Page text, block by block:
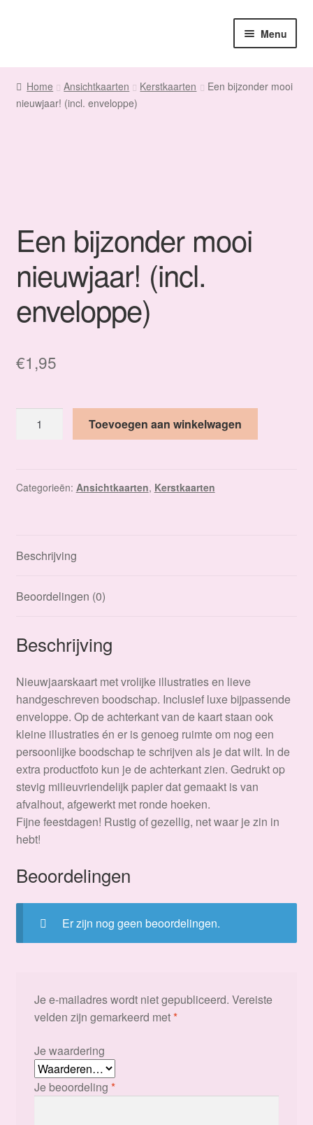
navigatie
inhoud
Menu
Home
Sanne
Contact
Home Ansichtkaarten Kerstkaarten
Een bijzonder mooi
nieuwjaar! (incl. enveloppe)
Een bijzonder mooi
nieuwjaar! (incl.
enveloppe)
€1,95
bijzonder
(incl.
Toevoegen aan winkelwagen
Categorieën: Ansichtkaarten, Kerstkaarten
Beschrijving
Beoordelingen (0)
Beschrijving
Nieuwjaarskaart met vrolijke illustraties en lieve
handgeschreven boodschap. Inclusief luxe bijpassende
enveloppe. Op de achterkant van de kaart staan ook
kleine illustraties én er is genoeg ruimte om nog een
persoonlijke boodschap te schrijven als je dat wilt. In de
extra productfoto kun je de achterkant zien. Gedrukt op
stevig milieuvriendelijk papier dat gemaakt is van
afvalhout, afgewerkt met ronde hoeken.
Fijne feestdagen! Rustig of gezellig, net waar je zin in
hebt!
Beoordelingen
Er zijn nog geen beoordelingen.
Je e-mailadres wordt niet gepubliceerd. Vereiste
velden zijn gemarkeerd met*
Je waardering
Je beoordeling *